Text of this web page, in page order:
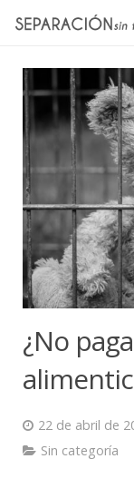
Inicio
Quienes somos
Noticias
Sentencias
Contacto
¿No
22 de abril de
Sin categoría